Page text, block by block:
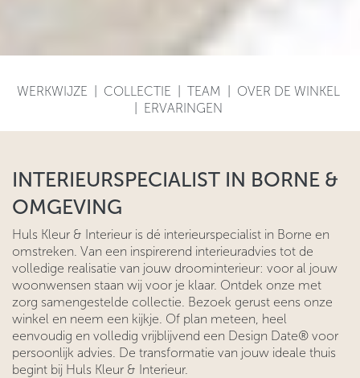
WERKWIJZE COLLECTIE TEAM
OVER DE WINKEL
ERVARINGEN
INTERIEURSPECIALIST IN BORNE &
OMGEVING
Huls Kleur & Interieur is dé interieurspecialist in Borne en
omstreken. Van een inspirerend interieuradvies tot de
volledige realisatie van jouw droominterieur: voor al jouw
woonwensen staan wij voor je klaar. Ontdek onze met
zorg samengestelde collectie. Bezoek gerust eens onze
winkel en neem een kijkje. Of plan meteen, heel
eenvoudig en volledig vrijblijvend een Design Date® voor
persoonlijk advies. De transformatie van jouw ideale thuis
begint bij Huls Kleur & Interieur.